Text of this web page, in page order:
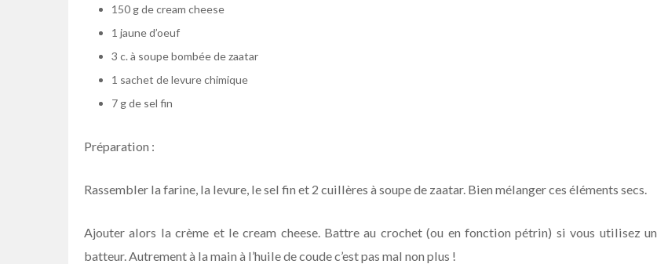
150 g de cream cheese
1 jaune d’oeuf
3 c. à soupe bombée de zaatar
1 sachet de levure chimique
7 g de sel fin
Préparation :
Rassembler la farine, la levure, le sel fin et 2 cuillères à soupe de zaatar. Bien mélanger ces éléments secs.
Ajouter alors la crème et le cream cheese. Battre au crochet (ou en fonction pétrin) si vous utilisez un
batteur. Autrement à la main à l’huile de coude c’est pas mal non plus !